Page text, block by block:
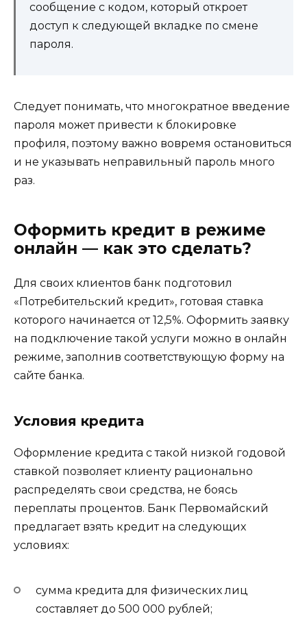
сообщение с кодом, который откроет
доступ к следующей вкладке по смене
пароля.
Следует понимать, что многократное введение
пароля может привести к блокировке
профиля, поэтому важно вовремя остановиться
и не указывать неправильный пароль много
раз.
Оформить кредит в режиме
онлайн — как это сделать?
Для своих клиентов банк подготовил
«Потребительский кредит», готовая ставка
которого начинается от 12,5%. Оформить заявку
на подключение такой услуги можно в онлайн
режиме, заполнив соответствующую форму на
сайте банка.
Условия кредита
Оформление кредита с такой низкой годовой
ставкой позволяет клиенту рационально
распределять свои средства, не боясь
переплаты процентов. Банк Первомайский
предлагает взять кредит на следующих
условиях:
сумма кредита для физических лиц
составляет до 500 000 рублей;